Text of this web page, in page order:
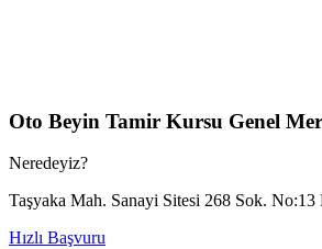
Oto Beyin Tamir Kursu Genel
Neredeyiz?
Taşyaka Mah. Sanayi Sitesi 268 Sok.
Hızlı Başvuru